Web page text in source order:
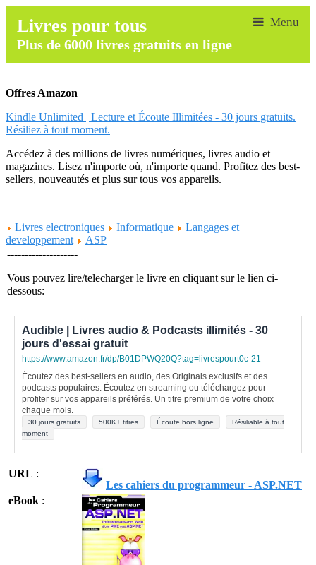
Livres pour tous
Plus de 6000 livres gratuits en ligne
Offres Amazon
Kindle Unlimited | Lecture et Écoute Illimitées - 30 jours gratuits.
Résiliez à tout moment.
Accédez à des millions de livres numériques, livres audio et
magazines. Lisez n'importe où, n'importe quand. Profitez des best-
sellers, nouveautés et plus sur tous vos appareils.
Livres electroniques
Informatique
Langages et
developpement
ASP
--------------------
Vous pouvez lire/telecharger le livre en cliquant sur le lien ci-
dessous:
Audible | Livres audio & Podcasts illimités - 30
jours d'essai gratuit
https://www.amazon.fr/dp/B01DPWQ20Q?tag=livrespourt0c-21
Écoutez des best-sellers en audio, des Originals exclusifs et des
podcasts populaires. Écoutez en streaming ou téléchargez pour
profiter sur vos appareils préférés. Un titre premium de votre choix
chaque mois.
30 jours gratuits 500K+ titres Écoute hors ligne
Résiliable à tout
moment
URL :
Les cahiers du programmeur - ASP.NET
eBook :